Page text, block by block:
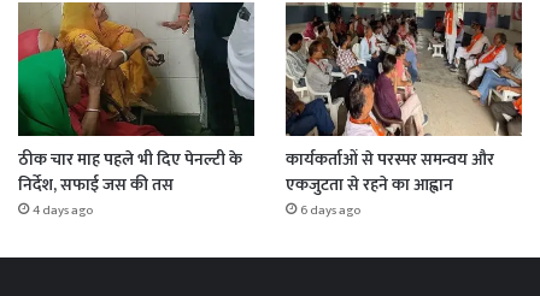
ठीक चार माह पहले भी दिए पेनल्टी के
निर्देश, सफाई जस की तस
4 days ago
कार्यकर्ताओं से परस्पर समन्वय और
एकजुटता से रहने का आह्वान
6 days ago